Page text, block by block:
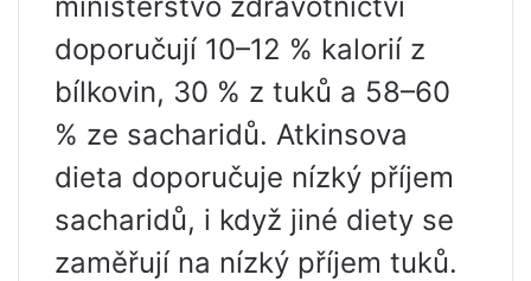
doporučují 10–12 % kalorií z
bílkovin, 30 % z tuků a 58–60
% ze sacharidů. Atkinsova
dieta doporučuje nízký příjem
sacharidů, i když jiné diety se
zaměřují na nízký příjem tuků.